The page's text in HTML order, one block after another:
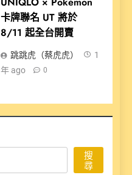
卡牌聯名 UT 將於
8/11 起全台開賣
跳跳虎（蔡虎虎）
1
年 ago
0
搜
尋